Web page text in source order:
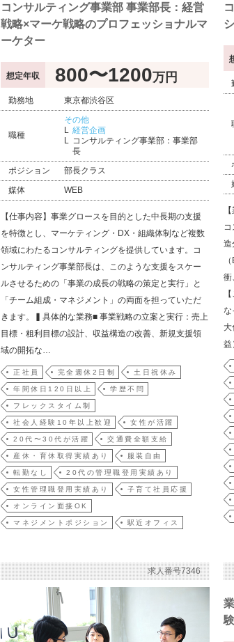
コンサルティング事業部 事業部長：経営
戦略×マーケ戦略のプロフェッショナルマ
ーケター
想定年収 800〜1200万円
勤務地 東京都渋谷区
職種
その他
経営企画
コンサルティング事業部：事業部
長
ポジション
部長クラス
媒体
WEB
【仕事内容】事業グロースを目的とした中長期の支援
を特徴とし、マーケティング・DX・組織体制など複数
領域にわたるコンサルティングを提供しています。コ
ンサルティング事業部長は、このような支援をスケー
ルさせるための「事業の成長の戦略の策定と実行」と
「チーム組成・マネジメント」の両面を担っていただ
きます。▍具体的な業務■ 事業戦略の立案と実行：売上
目標・粗利目標の設計、収益構造の改善、新規支援領
域の開拓な…
正社員 完全週休2日制 土日祝休み
年間休日120日以上 学歴不問
フレックスタイム制
社会人経験10年以上歓迎 女性が活躍
20代〜30代が活躍 交通費全額支給
産休・育休取得実績あり 服装自由
転勤なし 20代の管理職登用実績あり
女性管理職登用実績あり 子育て社員応援
オンライン面接OK
マネジメントポジション 駅近オフィス
造
衝
な
益
求人番号7346